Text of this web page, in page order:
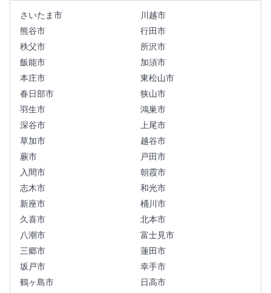
さいたま市
川越市
熊谷市
行田市
秩父市
所沢市
飯能市
加須市
本庄市
東松山市
春日部市
狭山市
羽生市
鴻巣市
深谷市
上尾市
草加市
越谷市
蕨市
戸田市
入間市
朝霞市
志木市
和光市
新座市
桶川市
久喜市
北本市
八潮市
富士見市
三郷市
蓮田市
坂戸市
幸手市
鶴ヶ島市
日高市